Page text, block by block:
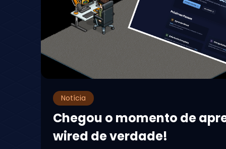
Notícia
Chegou o momento de
wired de verdade!